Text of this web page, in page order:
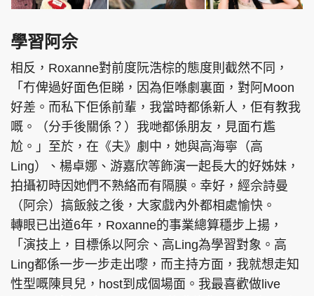
學習阿佘
相反，Roxanne對前度阮浩棕的態度則截然不同，
「冇俾過好面色佢睇，因為佢喺劇裏面，對阿Moon
好差。而私下佢係前輩，我當時都係新人，佢有教我
嘅。（分手後關係？）我哋都係朋友，見面冇尷
尬。」至於，在《夫》劇中，她與高海寧（高
Ling）、楊卓娜、游嘉欣等飾演一起長大的好姊妹，
拍攝初時因她們不熟絡而有隔膜。幸好，經佘詩曼
（阿佘）搞飯敍之後，大家戲內外都相處愉快。
轉眼已出道6年，Roxanne的事業總算穩步上揚，
「演技上，目標係以阿佘、高Ling為學習對象。高
Ling都係一步一步走出嚟，而主持方面，我就想走知
性型嘅陳貝兒，host到成個場面。我最喜歡做live